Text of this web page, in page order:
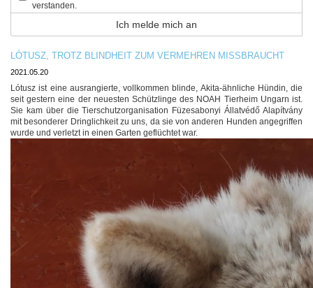
verstanden.
LÓTUSZ, TROTZ BLINDHEIT ZUM VERMEHREN MISSBRAUCHT
2021.05.20
Lótusz ist eine ausrangierte, vollkommen blinde, Akita-ähnliche Hündin, die
seit gestern eine der neuesten Schützlinge des NOAH Tierheim Ungarn ist.
Sie kam über die Tierschutzorganisation Füzesabonyi Állatvédő Alapítvány
mit besonderer Dringlichkeit zu uns, da sie von anderen Hunden angegriffen
wurde und verletzt in einen Garten geflüchtet war.